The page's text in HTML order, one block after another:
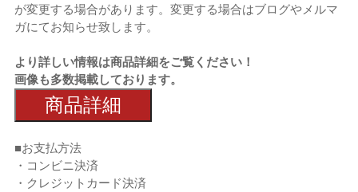
が変更する場合があります。変更する場合はブログやメルマ
ガにてお知らせ致します。
より詳しい情報は商品詳細をご覧ください！
画像も多数掲載しております。
商品詳細
■お支払方法
・コンビニ決済
・クレジットカード決済